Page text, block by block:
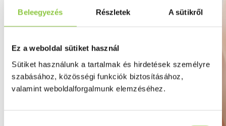
Beleegyezés Részletek A sütikről
Ez a weboldal sütiket használ
Sütiket használunk a tartalmak és hirdetések személyre
szabásához, közösségi funkciók biztosításához,
valamint weboldalforgalmunk elemzéséhez.